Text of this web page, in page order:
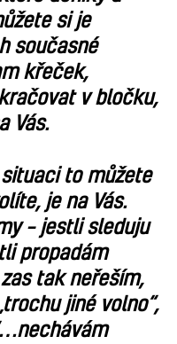
si je
současné
křeček,
v bločku,
Vás.
to můžete
je na Vás.
– jestli sleduju
propadám
tak neřeším,
jiné volno“,